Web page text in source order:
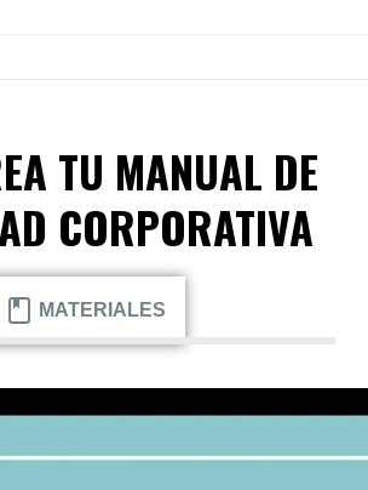
TU MANUAL DE
CORPORATIVA
MATERIALES